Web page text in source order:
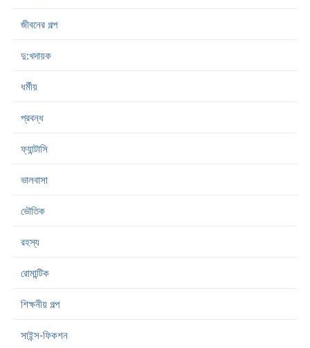
জীবনের গল্প
দু:খদায়ক
ধর্মীয়
প্রবন্ধ
ফ্যান্টাসি
ভালবাসা
ভৌতিক
রহস্য
রোমান্টিক
শিক্ষনীয় গল্প
সাইন্স-ফিকশন